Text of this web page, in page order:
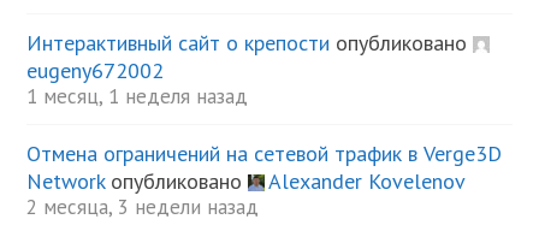
Интерактивный сайт о крепости опубликовано
eugeny672002
1 месяц, 1 неделя назад
Отмена ограничений на сетевой трафик в Verge3D
Networkопубликовано Alexander Kovelenov
2 месяца, 3 недели назад